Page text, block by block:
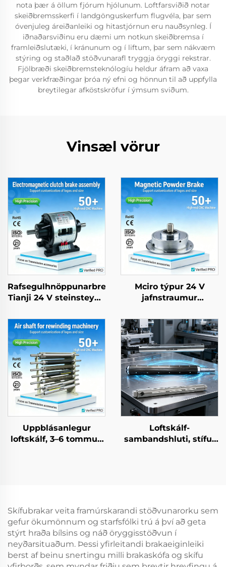
nota þær á öllum fjórum hjólunum. Loftfarsviðið notar
skeiðbremsskerfi í landgönguskerfum flugvéla, þar sem
óvenjuleg áreiðanleiki og hitastjórnun eru nauðsynleg. Í
iðnaðarsviðinu eru dæmi um notkun skeiðbremsa í
framleiðslutæki, í kránunum og í liftum, þar sem nákvæm
stýring og staðlað stöðvunarafl tryggja öryggi rekstrar.
Fjölbræði skeiðbremsteknólogíu heldur áfram að vaxa
þegar verkfræðingar þróa ný efni og hönnun til að uppfylla
breytilegar afköstskröfur í ýmsum sviðum.
Vinsæl vörur
Rafsegulhnöppunarbremusamsetning
Tianji 24 V steinsteypa
afritunaraftöku
Mciro týpur 24 V
jafnstraumur
þögn, vinileg við
umhverfið,
spennustýring fyrir
pokaframleiðsluhluti
Uppblásanlegur
loftskálf, 3–6 tommur,
Loftskálf-
sambandshluti, stífur
Skífubrakar veita framúrskarandi stöðvunarorku sem
gefur ökumönnum og starfsfólki trú á því að geta
stýrt hraða bílsins og náð öryggisstöðvun í
neyðarsituaðum. Þessi yfirleitandi brakaeiginleiki
berst af beinu snertingu milli brakaskófa og skífu